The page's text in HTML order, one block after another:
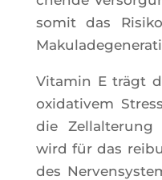
somit das
Vita­min E trägt
oxi­da­ti­vem
die Zel­lal­te­rung
wird für das
des